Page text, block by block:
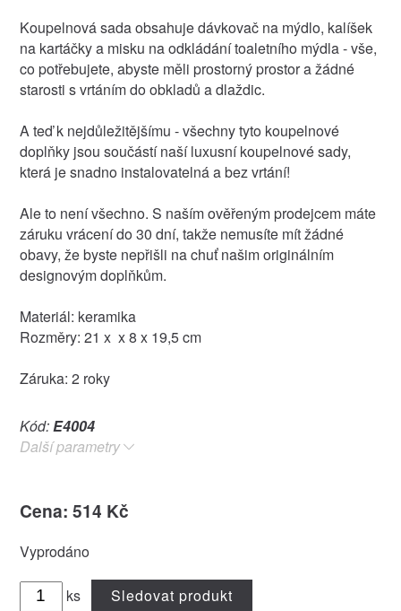
Koupelnová sada obsahuje dávkovač na mýdlo, kalíšek
na kartáčky a misku na odkládání toaletního mýdla - vše,
co potřebujete, abyste měli prostorný prostor a žádné
starosti s vrtáním do obkladů a dlaždic.
A teď k nejdůležitějšímu - všechny tyto koupelnové
doplňky jsou součástí naší luxusní koupelnové sady,
která je snadno instalovatelná a bez vrtání!
Ale to není všechno. S naším ověřeným prodejcem máte
záruku vrácení do 30 dní, takže nemusíte mít žádné
obavy, že byste nepřišli na chuť našim originálním
designovým doplňkům.
Materiál: keramika
Rozměry: 21 x x 8 x 19,5 cm
Záruka: 2 roky
Kód:E4004
Další parametry
Cena: 514 Kč
Vyprodáno
ks Sledovat produkt